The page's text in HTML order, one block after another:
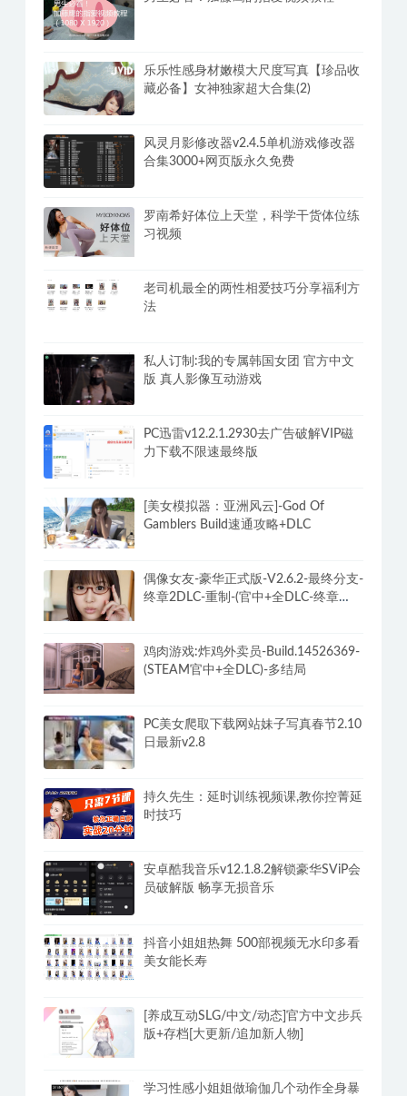
乐乐性感身材嫩模大尺度写真【珍品收
藏必备】女神独家超大合集(2)
风灵月影修改器v2.4.5单机游戏修改器
合集3000+网页版永久免费
罗南希好体位上天堂，科学干货体位练
习视频
老司机最全的两性相爱技巧分享福利方
法
私人订制:我的专属韩国女团 官方中文
版 真人影像互动游戏
PC迅雷v12.2.1.2930去广告破解VIP磁
力下载不限速最终版
[美女模拟器：亚洲风云]-God Of
Gamblers Build速通攻略+DLC
偶像女友-豪华正式版-V2.6.2-最终分支-
终章2DLC-重制-(官中+全DLC-终章
鸡肉游戏:炸鸡外卖员-Build.14526369-
(STEAM官中+全DLC)-多结局
PC美女爬取下载网站妹子写真春节2.10
日最新v2.8
持久先生：延时训练视频课,教你控菁延
时技巧
安卓酷我音乐v12.1.8.2解锁豪华SViP会
员破解版 畅享无损音乐
抖音小姐姐热舞 500部视频无水印多看
美女能长寿
[养成互动SLG/中文/动态]官方中文步兵
版+存档[大更新/追加新人物]
学习性感小姐姐做瑜伽几个动作全身暴